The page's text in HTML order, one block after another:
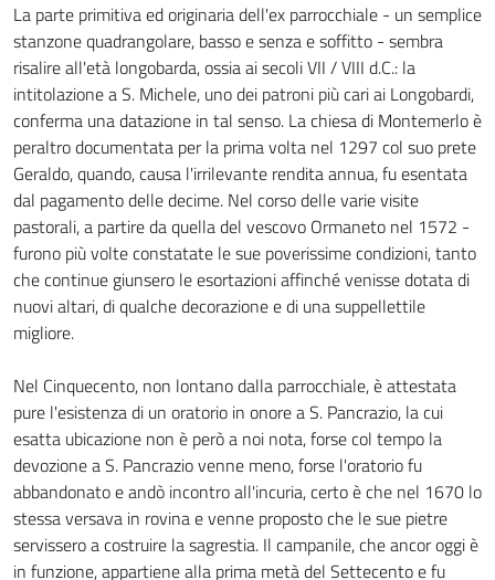
La parte primitiva ed originaria dell'ex parrocchiale - un semplice
stanzone quadrangolare, basso e senza e soffitto - sembra
risalire all'età longobarda, ossia ai secoli VII / VIII d.C.: la
intitolazione a S. Michele, uno dei patroni più cari ai Longobardi,
conferma una datazione in tal senso. La chiesa di Montemerlo è
peraltro documentata per la prima volta nel 1297 col suo prete
Geraldo, quando, causa l'irrilevante rendita annua, fu esentata
dal pagamento delle decime. Nel corso delle varie visite
pastorali, a partire da quella del vescovo Ormaneto nel 1572 -
furono più volte constatate le sue poverissime condizioni, tanto
che continue giunsero le esortazioni affinché venisse dotata di
nuovi altari, di qualche decorazione e di una suppellettile
migliore.
Nel Cinquecento, non lontano dalla parrocchiale, è attestata
pure l'esistenza di un oratorio in onore a S. Pancrazio, la cui
esatta ubicazione non è però a noi nota, forse col tempo la
devozione a S. Pancrazio venne meno, forse l'oratorio fu
abbandonato e andò incontro all'incuria, certo è che nel 1670 lo
stessa versava in rovina e venne proposto che le sue pietre
servissero a costruire la sagrestia. Il campanile, che ancor oggi è
in funzione, appartiene alla prima metà del Settecento e fu